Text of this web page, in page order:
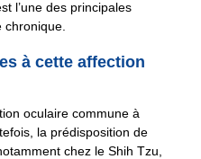
l’une des principales
à cette affection
oculaire commune à
la prédisposition de
chez le Shih Tzu,